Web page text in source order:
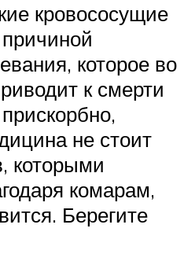
кровососущие
которое во
к смерти
не стоит
которыми
комарам,
Берегите